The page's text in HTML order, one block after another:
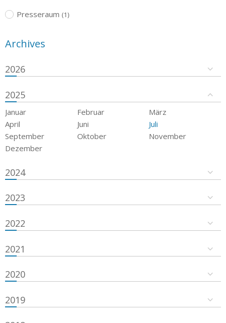
Presseraum (1)
Archives
2026
2025
Januar Februar
März
April
Juni
Juli
September
Oktober
November
Dezember
2024
2023
2022
2021
2020
2019